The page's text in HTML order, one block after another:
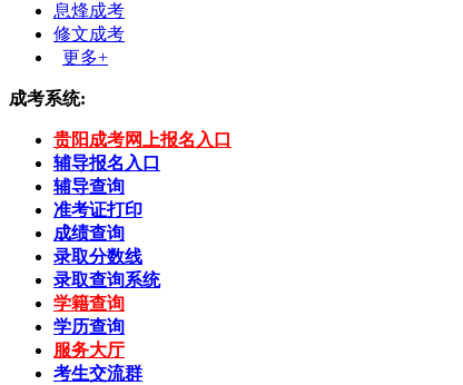
息烽成考
修文成考
更多+
成考系统:
贵阳成考网上报名入口
辅导报名入口
辅导查询
准考证打印
成绩查询
录取分数线
录取查询系统
学籍查询
学历查询
服务大厅
考生交流群